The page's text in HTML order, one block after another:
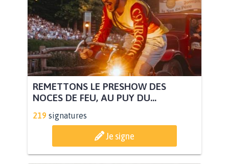
REMETTONS LE PRESHOW DES
NOCES DE FEU, AU PUY DU...
219 signatures
Je signe